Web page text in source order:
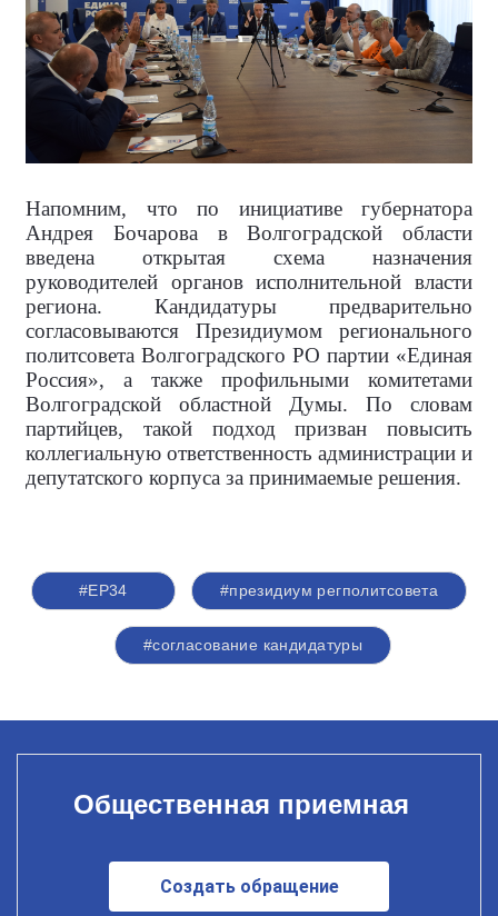
Напомним, что по инициативе губернатора
Андрея Бочарова в Волгоградской области
введена открытая схема назначения
руководителей органов исполнительной власти
региона. Кандидатуры предварительно
согласовываются Президиумом регионального
политсовета Волгоградского РО партии «Единая
Россия», а также профильными комитетами
Волгоградской областной Думы. По словам
партийцев, такой подход призван повысить
коллегиальную ответственность администрации и
депутатского корпуса за принимаемые решения.
#ЕР34 #президиум регполитсовета
#согласование кандидатуры
Общественная приемная
Создать обращение